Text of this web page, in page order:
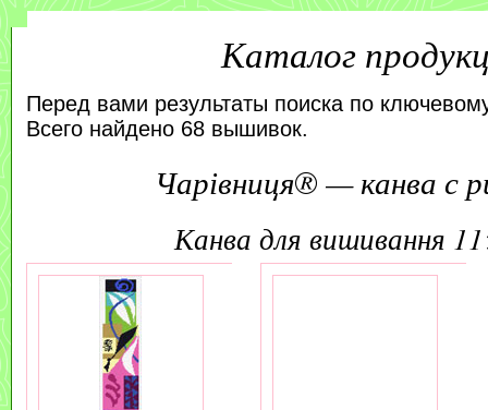
Каталог
Перед вами результаты поиска по
Всего найдено 68 вышивок.
Чарівниця® — канва с
канва для вишивання